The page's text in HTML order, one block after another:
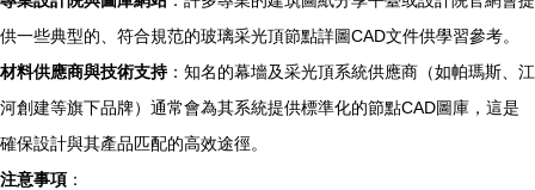
供一些典型的、符合規范的玻璃采光頂節點詳圖CAD文件供學習參考。
材料供應商與技術支持：知名的幕墻及采光頂系統供應商（如帕瑪斯、江
河創建等旗下品牌）通常會為其系統提供標準化的節點CAD圖庫，這是
確保設計與其產品匹配的高效途徑。
注意事項 ：